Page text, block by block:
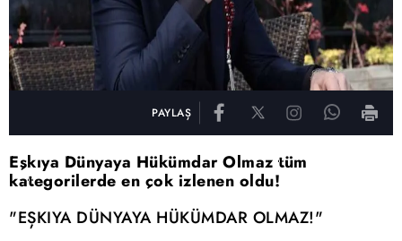
PAYLAŞ
Eşkıya Dünyaya Hükümdar Olmaz tüm
kategorilerde en çok izlenen oldu!
"EŞKIYA DÜNYAYA HÜKÜMDAR OLMAZ!"